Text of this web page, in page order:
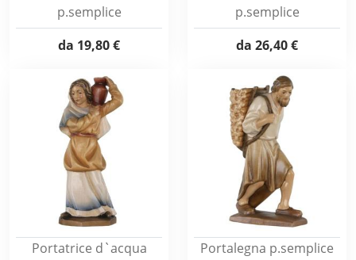
p.semplice
da 19,80 €
p.semplice
da 26,40 €
Portatrice d`acqua
Portalegna p.semplice